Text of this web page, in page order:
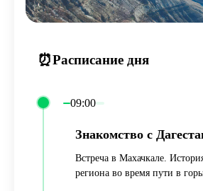
⏰Расписание дня
09:00
Знакомство с
Встреча в Махачкале.
региона во время пути в